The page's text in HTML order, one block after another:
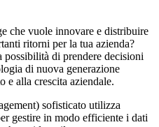
che vuole innovare e distribuire
ritorni per la tua azienda?
di prendere decisioni
di nuova generazione
e alla crescita aziendale.
sofisticato utilizza
gestire in modo efficiente i dati